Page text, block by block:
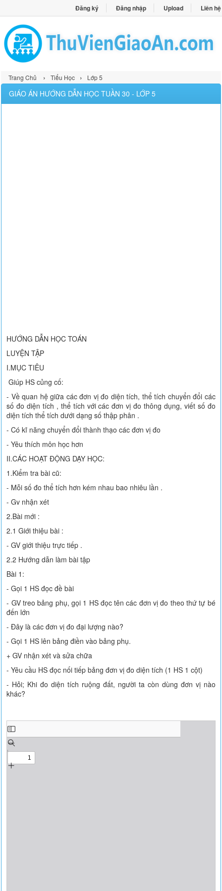
Đăng ký Đăng nhập Upload Liên hệ
Trang Chủ › Tiểu Học › Lớp 5
GIÁO ÁN HƯỚNG DẪN HỌC TUẦN 30 - LỚP 5
HƯỚNG DẪN HỌC TOÁN
LUYỆN TẬP
I.MỤC TIÊU
Giúp HS củng cố:
- Về quan hệ giữa các đơn vị đo diện tích, thể tích chuyển đổi các
số đo diện tích , thể tích với các đơn vị đo thông dụng, viết số đo
diện tích thể tích dưới dạng số thập phân .
- Có kĩ năng chuyển đổi thành thạo các đơn vị đo
- Yêu thích môn học hơn
II.CÁC HOẠT ĐỘNG DẠY HỌC:
1.Kiểm tra bài cũ:
- Mỗi số đo thể tích hơn kém nhau bao nhiêu lần .
- Gv nhận xét
2.Bài mới :
2.1 Giới thiệu bài :
- GV giới thiệu trực tiếp .
2.2 Hướng dẫn làm bài tập
Bài 1:
- Gọi 1 HS đọc đề bài
- GV treo bảng phụ, gọi 1 HS đọc tên các đơn vị đo theo thứ tự bé
đến lớn
- Đây là các đơn vị đo đại lượng nào?
- Gọi 1 HS lên bảng điền vào bảng phụ.
+ GV nhận xét và sửa chữa
- Yêu cầu HS đọc nối tiếp bảng đơn vị đo diện tích (1 HS 1 cột)
- Hỏi; Khi đo diện tích ruộng đất, người ta còn dùng đơn vị nào
khác?